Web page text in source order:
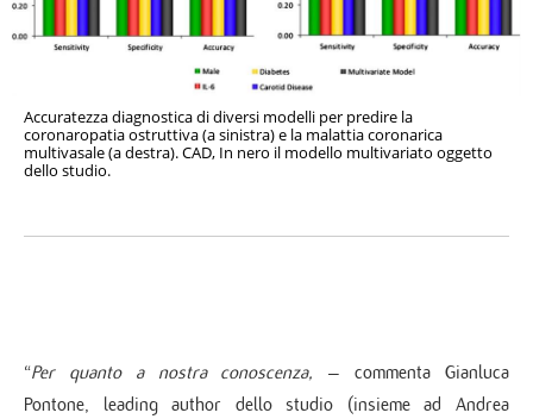
Accuratezza diagnostica di diversi modelli per predire la
coronaropatia ostruttiva (a sinistra) e la malattia coronarica
multivasale (a destra). CAD, In nero il modello multivariato oggetto
dello studio.
“Per quanto a nostra conoscenza, – commenta Gianluca
Pontone, leading author dello studio (insieme ad Andrea